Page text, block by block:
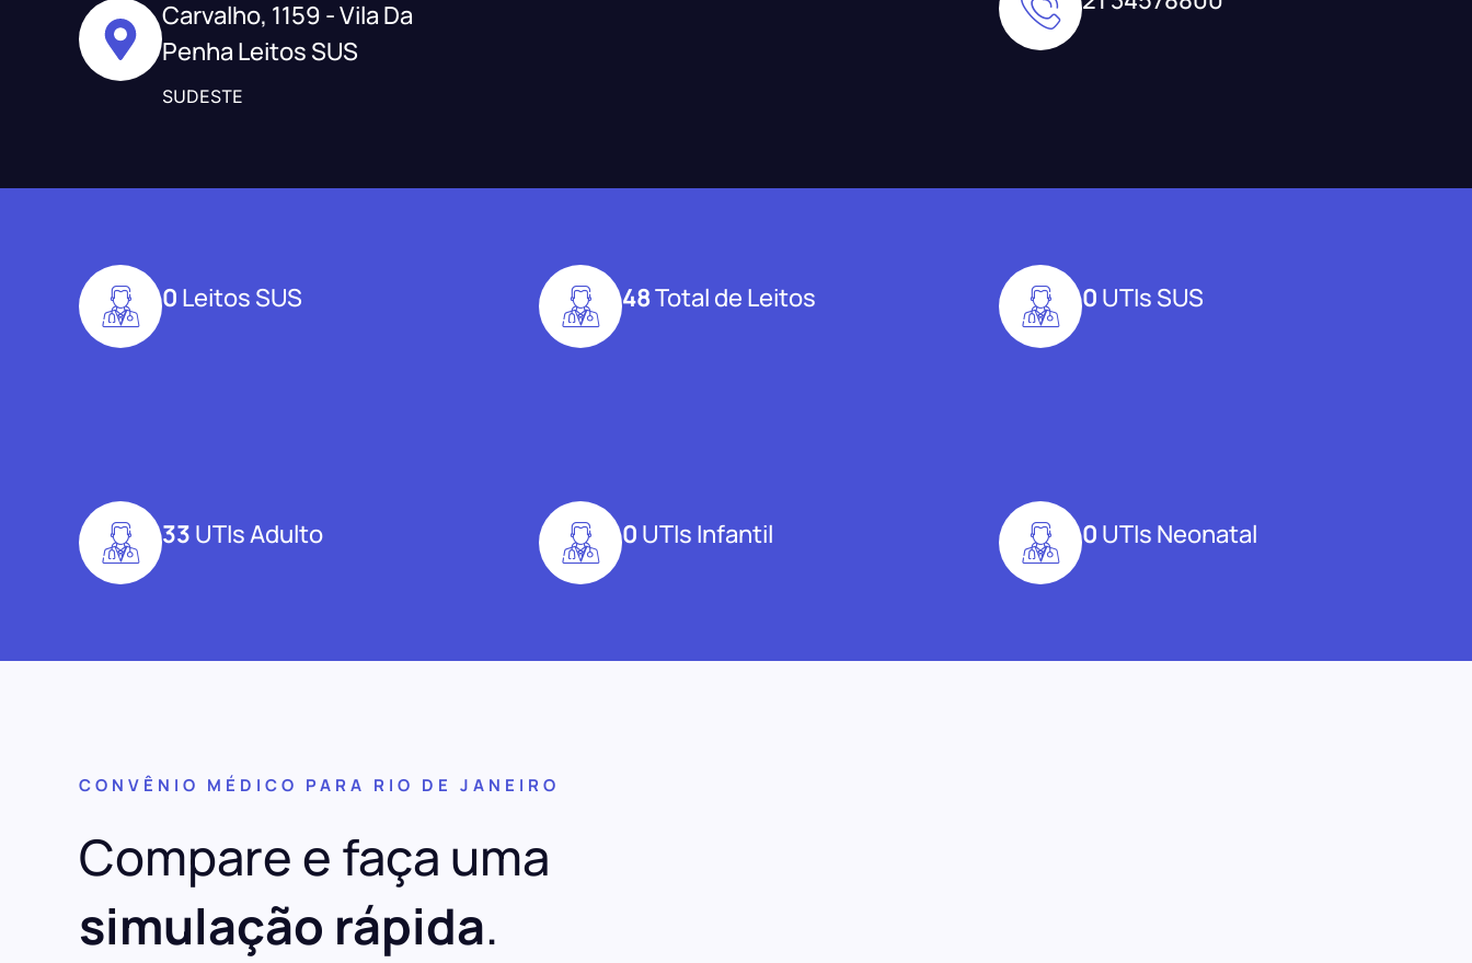
Carvalho, 1159 - Vila Da
Penha Leitos SUS
SUDESTE
0 Leitos SUS 48Total de Leitos 0 UTIs SUS
33 UTIs Adulto 0 UTIs Infantil 0 UTIs Neonatal
CONVÊNIO MÉDICO PARA RIO DE JANEIRO
Compare e faça uma
simulação rápida.